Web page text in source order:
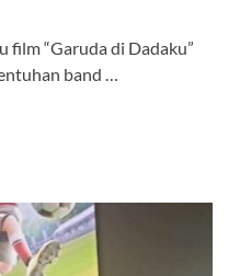
film “Garuda di Dadaku”
band …